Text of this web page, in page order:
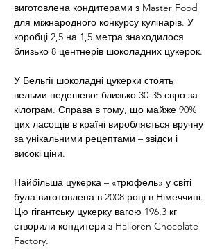
виготовлена ​​кондитерами з Master Food
для міжнародного конкурсу кулінарів. У
коробці 2,5 на 1,5 метра знаходилося
близько 8 центнерів шоколадних цукерок.
У Бельгії шоколадні цукерки стоять
вельми недешево: близько 30-35 євро за
кілограм. Справа в тому, що майже 90%
цих ласощів в країні виробляється вручну
за унікальними рецептами – звідси і
високі ціни.
Найбільша цукерка – «трюфель» у світі
була виготовлена ​​в 2008 році в Німеччині.
Цю гігантську цукерку вагою 196,3 кг
створили кондитери з Halloren Chocolate
Factory.